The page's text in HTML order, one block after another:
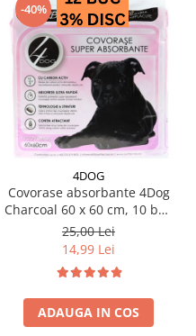
-40%
4DOG
Covorase absorbante 4Dog
Charcoal 60 x 60 cm, 10 buc
/ pachet
25,00 Lei
14,99 Lei
ADAUGA IN COS